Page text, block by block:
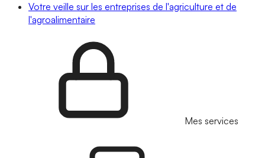
Votre veille sur les entreprises de l'agriculture et de
l'agroalimentaire
Mes services